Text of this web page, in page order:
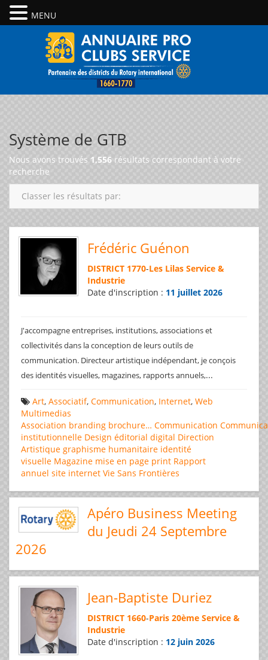
Système de GTB
Nous avons trouvés 1,556 résultats correspondant à votre
recherche
Classer les résultats par:
Frédéric Guénon
DISTRICT 1770-Les Lilas Service &
Industrie
Date d'inscription : 11 juillet 2026
J'accompagne entreprises, institutions, associations et
collectivités dans la conception de leurs outils de
communication. Directeur artistique indépendant, je conçois
des identités visuelles, magazines, rapports annuels,...
Art, Associatif, Communication, Internet, Web
Multimedias
Association branding brochure… Communication
institutionnelle Design éditorial digital Direction
Artistique graphisme humanitaire identité
visuelle Magazine mise en page print Rapport
annuel site internet Vie Sans Frontières
Apéro Business Meeting
du Jeudi 24 Septembre
2026
Jean-Baptiste Duriez
DISTRICT 1660-Paris 20ème Service &
Industrie
Date d'inscription : 12 juin 2026
MENU